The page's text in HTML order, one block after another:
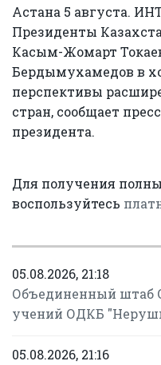
Астана 5 августа.
Президенты
Касым-Жомарт
Бердымухамедов в
перспективы
стран, сообщает
президента.
Для получения
воспользуйтесь
05.08.2026, 21:18
Объединенный штаб
учений ОДКБ
05.08.2026, 21:16